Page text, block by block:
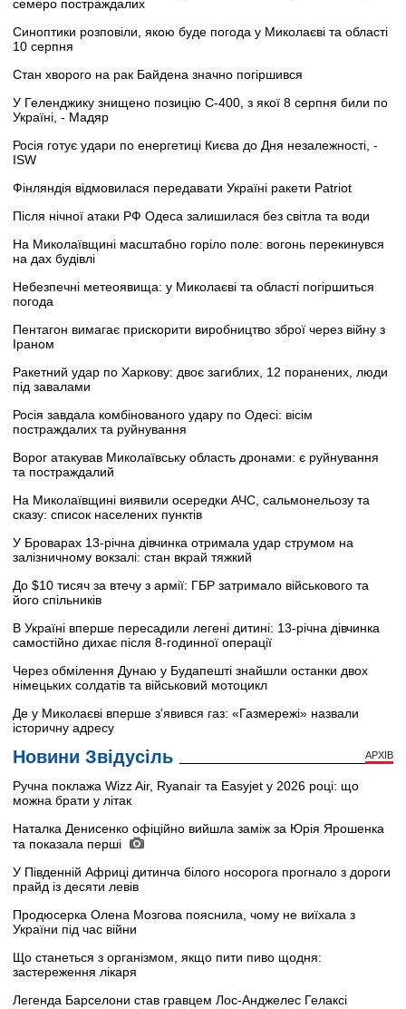
семеро постраждалих
Синоптики розповіли, якою буде погода у Миколаєві та області
10 серпня
Стан хворого на рак Байдена значно погіршився
У Геленджику знищено позицію С-400, з якої 8 серпня били по
Україні, - Мадяр
Росія готує удари по енергетиці Києва до Дня незалежності, -
ISW
Фінляндія відмовилася передавати Україні ракети Patriot
Після нічної атаки РФ Одеса залишилася без світла та води
На Миколаївщині масштабно горіло поле: вогонь перекинувся
на дах будівлі
Небезпечні метеоявища: у Миколаєві та області погіршиться
погода
Пентагон вимагає прискорити виробництво зброї через війну з
Іраном
Ракетний удар по Харкову: двоє загиблих, 12 поранених, люди
під завалами
Росія завдала комбінованого удару по Одесі: вісім
постраждалих та руйнування
Ворог атакував Миколаївську область дронами: є руйнування
та постраждалий
На Миколаївщині виявили осередки АЧС, сальмонельозу та
сказу: список населених пунктів
У Броварах 13-річна дівчинка отримала удар струмом на
залізничному вокзалі: стан вкрай тяжкий
До $10 тисяч за втечу з армії: ГБР затримало військового та
його спільників
В Україні вперше пересадили легені дитині: 13-річна дівчинка
самостійно дихає після 8-годинної операції
Через обмілення Дунаю у Будапешті знайшли останки двох
німецьких солдатів та військовий мотоцикл
Де у Миколаєві вперше з'явився газ: «Газмережі» назвали
історичну адресу
Новини Звідусіль АРХІВ
Ручна поклажа Wizz Air, Ryanair та Easyjet у 2026 році: що
можна брати у літак
Наталка Денисенко офіційно вийшла заміж за Юрія Ярошенка
та показала перші
У Південній Африці дитинча білого носорога прогнало з дороги
прайд із десяти левів
Продюсерка Олена Мозгова пояснила, чому не виїхала з
України під час війни
Що станеться з організмом, якщо пити пиво щодня:
застереження лікаря
Легенда Барселони став гравцем Лос-Анджелес Гелаксі